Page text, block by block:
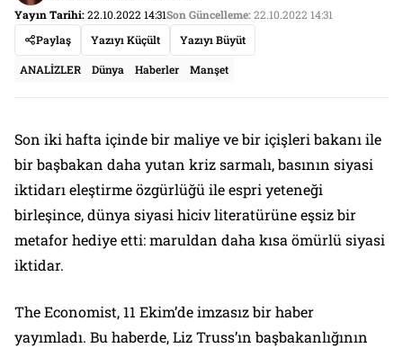
Yayın Tarihi:22.10.2022 14:31Son Güncelleme:22.10.2022 14:31
Paylaş
Yazıyı Küçült Yazıyı Büyüt
ANALİZLER Dünya Haberler Manşet
Son iki hafta içinde bir maliye ve bir içişleri bakanı ile
bir başbakan daha yutan kriz sarmalı, basının siyasi
iktidarı eleştirme özgürlüğü ile espri yeteneği
birleşince, dünya siyasi hiciv literatürüne eşsiz bir
metafor hediye etti: maruldan daha kısa ömürlü siyasi
iktidar.
The Economist, 11 Ekim’de imzasız bir haber
yayımladı. Bu haberde, Liz Truss’ın başbakanlığının